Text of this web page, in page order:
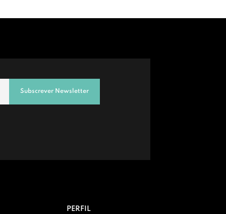
Subscrever Newsletter
PERFIL